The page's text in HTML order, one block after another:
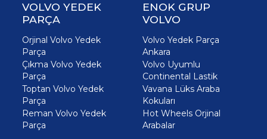
VOLVO YEDEK
PARÇA
Orjinal Volvo Yedek
Parça
Çıkma Volvo Yedek
Parça
Toptan Volvo Yedek
Parça
Reman Volvo Yedek
Parça
ENOK GRUP
VOLVO
Volvo Yedek Parça
Ankara
Volvo Uyumlu
Continental Lastik
Vavana Lüks Araba
Kokuları
Hot Wheels Orjinal
Arabalar